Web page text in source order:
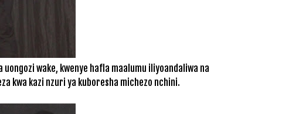
wake, kwenye hafla maalumu iliyoandaliwa na
kwa kazi nzuri ya kuboresha michezo nchini.